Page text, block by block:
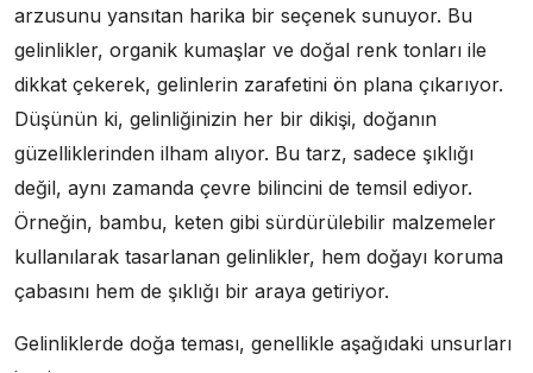
arzusunu yansıtan harika bir seçenek sunuyor. Bu
gelinlikler, organik kumaşlar ve doğal renk tonları ile
dikkat çekerek, gelinlerin zarafetini ön plana çıkarıyor.
Düşünün ki, gelinliğinizin her bir dikişi, doğanın
güzelliklerinden ilham alıyor. Bu tarz, sadece şıklığı
değil, aynı zamanda çevre bilincini de temsil ediyor.
Örneğin, bambu, keten gibi sürdürülebilir malzemeler
kullanılarak tasarlanan gelinlikler, hem doğayı koruma
çabasını hem de şıklığı bir araya getiriyor.
Gelinliklerde doğa teması, genellikle aşağıdaki unsurları